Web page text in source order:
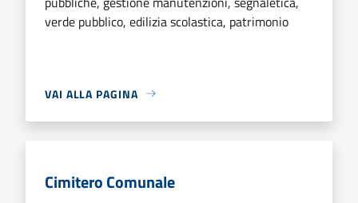
verde pubblico, edilizia scolastica, patrimonio
VAI ALLA PAGINA
Cimitero Comunale